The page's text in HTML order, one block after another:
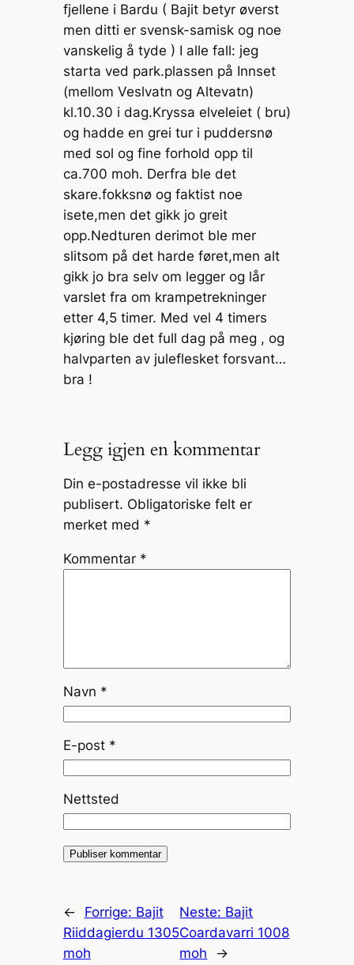
fjellene i Bardu ( Bajit betyr øverst
men ditti er svensk-samisk og noe
vanskelig å tyde ) I alle fall: jeg
starta ved park.plassen på Innset
(mellom Veslvatn og Altevatn)
kl.10.30 i dag.Kryssa elveleiet ( bru)
og hadde en grei tur i puddersnø
med sol og fine forhold opp til
ca.700 moh. Derfra ble det
skare.fokksnø og faktist noe
isete,men det gikk jo greit
opp.Nedturen derimot ble mer
slitsom på det harde føret,men alt
gikk jo bra selv om legger og lår
varslet fra om krampetrekninger
etter 4,5 timer. Med vel 4 timers
kjøring ble det full dag på meg , og
halvparten av juleflesket forsvant…
bra !
Legg igjen en kommentar
Din e-postadresse vil ikke bli
publisert. Obligatoriske felt er
merket med *
Kommentar *
Navn *
E-post *
Nettsted
← Forrige: Bajit
Riiddagierdu 1305
moh
Neste: Bajit
Coardavarri 1008
moh
→